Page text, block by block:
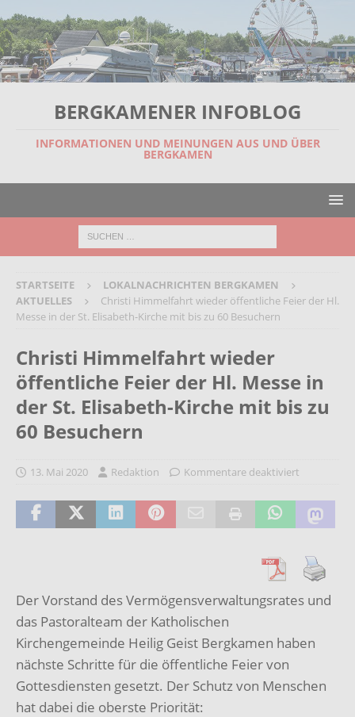
BERGKAMENER INFOBLOG
INFORMATIONEN UND MEINUNGEN AUS UND ÜBER
BERGKAMEN
STARTSEITE
LOKALNACHRICHTEN BERGKAMEN
AKTUELLES
Christi Himmelfahrt wieder öffentliche Feier der Hl.
Messe in der St. Elisabeth-Kirche mit bis zu 60 Besuchern
Christi Himmelfahrt wieder
öffentliche Feier der Hl. Messe in
der St. Elisabeth-Kirche mit bis zu
60 Besuchern
13. Mai 2020 Redaktion Kommentare deaktiviert
Der Vorstand des Vermögensverwaltungsrates und
das Pastoralteam der Katholischen
Kirchengemeinde Heilig Geist Bergkamen haben
nächste Schritte für die öffentliche Feier von
Gottesdiensten gesetzt. Der Schutz von Menschen
hat dabei die oberste Priorität: